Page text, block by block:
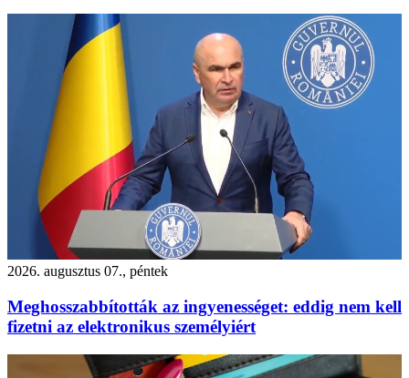
2026. augusztus 07., péntek
Meghosszabbították az ingyenességet: eddig nem kell
fizetni az elektronikus személyiért